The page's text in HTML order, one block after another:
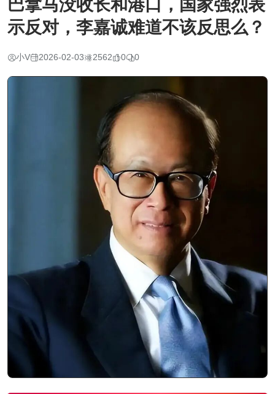
巴拿马没收长和港口，国家强烈表
示反对，李嘉诚难道不该反思么？
小V 2026-02-03 2562 0 0